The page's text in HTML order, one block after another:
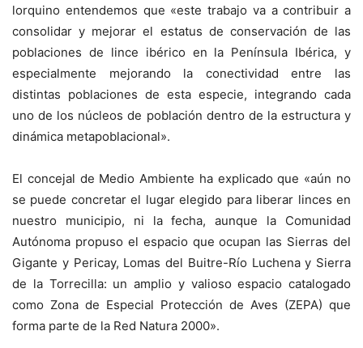
lorquino entendemos que «este trabajo va a contribuir a
consolidar y mejorar el estatus de conservación de las
poblaciones de lince ibérico en la Península Ibérica, y
especialmente mejorando la conectividad entre las
distintas poblaciones de esta especie, integrando cada
uno de los núcleos de población dentro de la estructura y
dinámica metapoblacional».
El concejal de Medio Ambiente ha explicado que «aún no
se puede concretar el lugar elegido para liberar linces en
nuestro municipio, ni la fecha, aunque la Comunidad
Autónoma propuso el espacio que ocupan las Sierras del
Gigante y Pericay, Lomas del Buitre-Río Luchena y Sierra
de la Torrecilla: un amplio y valioso espacio catalogado
como Zona de Especial Protección de Aves (ZEPA) que
forma parte de la Red Natura 2000».